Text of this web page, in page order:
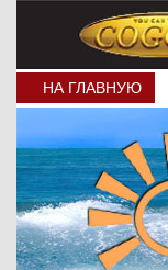
НА ГЛАВНУЮ